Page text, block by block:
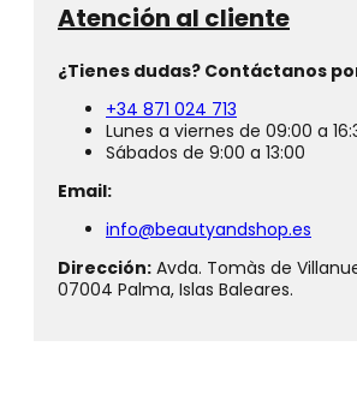
Atención al cliente
¿Tienes dudas? Contáctanos
+34 871 024 713
Lunes a viernes de 09:00 a
Sábados de 9:00 a 13:00
Email:
info@beautyandshop.es
Dirección: Avda. Tomàs de
07004 Palma, Islas Baleares.